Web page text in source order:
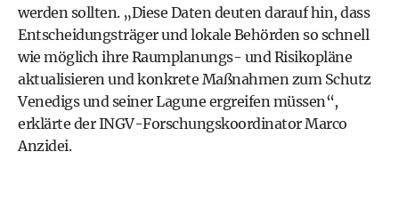
werden sollten. „Diese Daten deuten darauf hin, dass
Entscheidungsträger und lokale Behörden so schnell
wie möglich ihre Raumplanungs- und Risikopläne
aktualisieren und konkrete Maßnahmen zum Schutz
Venedigs und seiner Lagune ergreifen müssen“,
erklärte der INGV-Forschungskoordinator Marco
Anzidei.